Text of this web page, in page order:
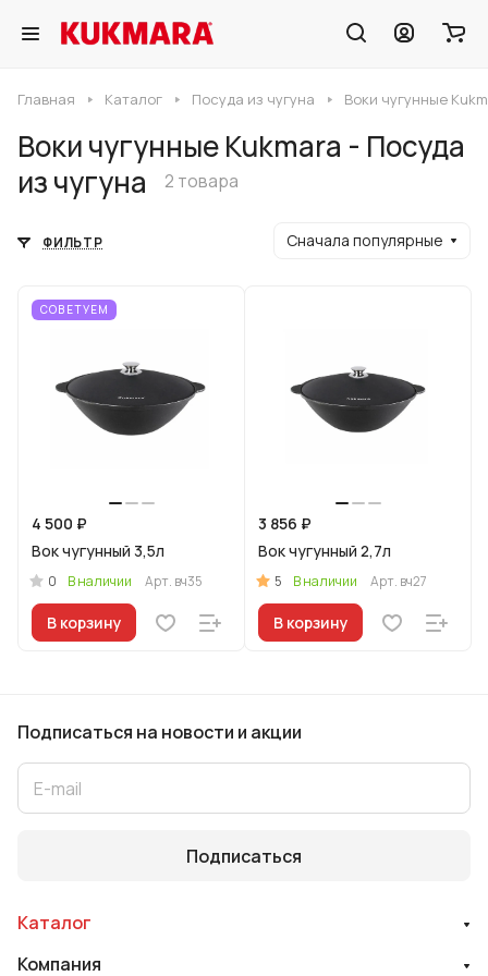
Главная Каталог Посуда из чугуна Воки чугунные
Воки чугунные Kukmara - Посуда
из чугуна
2 товара
ФИЛЬТР Сначала популярные
СОВЕТУЕМ
4 500 ₽
Вок чугунный 3,5л
0 В наличии Арт. вч35
В корзину
3 856 ₽
Вок чугунный 2,7л
5 В наличии Арт. вч27
В корзину
Подписаться на новости и акции
Подписаться
Каталог
Компания